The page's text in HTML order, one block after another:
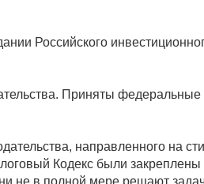
Российского
Приняты
направленного на
Кодекс были
не в полной мере решают